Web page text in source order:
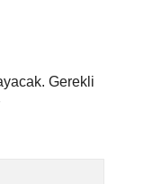
Gerekli